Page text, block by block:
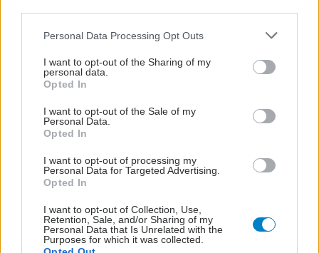
Please note that this website/app uses one or more Google
not limited to your visit or usage behaviour. You may click to
grant or deny consent to Google and its third-party tags to
use your data for below specified purposes in below Google
consent section.
Personal Data Processing Opt Outs
I want to opt-out of the Sharing of my
personal data.
Opted In
I want to opt-out of the Sale of my
Personal Data.
Opted In
I want to opt-out of processing my
Personal Data for Targeted Advertising.
Opted In
I want to opt-out of Collection, Use,
Retention, Sale, and/or Sharing of my
Personal Data that Is Unrelated with the
Purposes for which it was collected.
Δήμος Κασσάνδρας: Αίρεται η απαγόρευση για τη
χρήση του νερού στη Σίβηρη
Καρκίνος,Καρκίνος πάγκρεας
Προσθέστε το iatronet.gr στο Discover
shares